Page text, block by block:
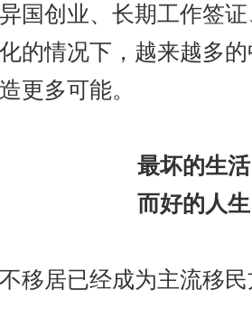
国创业、长期工作签
的情况下，越来越多
更多可能。
最坏的生
而好的人
移居已经成为主流移